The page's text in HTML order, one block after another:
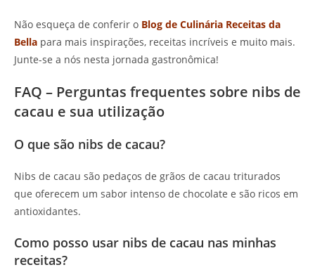
Não esqueça de conferir o Blog de Culinária Receitas da
Bella para mais inspirações, receitas incríveis e muito mais.
Junte-se a nós nesta jornada gastronômica!
FAQ – Perguntas frequentes sobre nibs de
cacau e sua utilização
O que são nibs de cacau?
Nibs de cacau são pedaços de grãos de cacau triturados
que oferecem um sabor intenso de chocolate e são ricos em
antioxidantes.
Como posso usar nibs de cacau nas minhas
receitas?